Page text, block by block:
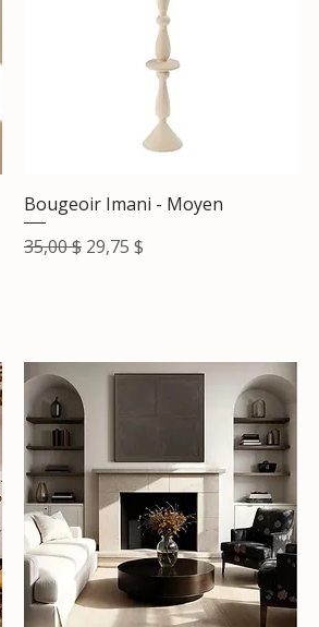
Bougeoir Imani - Moyen
Prix original
35,00 $ Prix promotionnel
29,75 $